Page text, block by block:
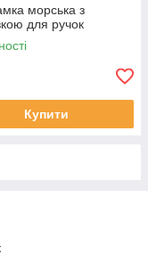
морська з
для ручок
Купити